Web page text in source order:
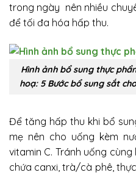
trong ngày nên nhiều
để tối đa hóa hấp thu.
Hình ảnh bổ sung thực
hoạ: 5 Bước bổ sung sắt
Để tăng hấp thu khi bổ
mẹ nên cho uống kèm
vitamin C. Tránh uống
chứa canxi, trà/cà phê,